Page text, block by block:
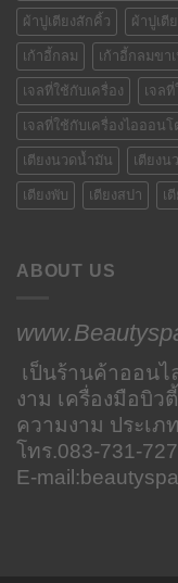
ผ้าปูเตียงสักคิ้ว ผ้าปูเตี
เก้าอี้กลม เก้าอี้กลมขา
เจลที่ใช้กับเครื่อง เจล
เจลที่ใช้กับเครื่องไอออนโ
เตียงนวดน้ำมัน เตียงน
เตียงพับ เตียงสปา เ
ABOUT US
เป็นร้านค้าออน
งาม เครื่องมือบิว
ความงาม ประเภ
โทร.083-731-
E-